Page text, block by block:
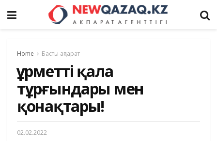
Home Басты ақпарат
Құрметті қала
тұрғындары мен
қонақтары!
02.02.2022